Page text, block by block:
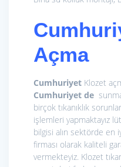
Açma
Cumhuriyet Klozet
Cumhuriyet de
birçok tıkanıklık
işlemleri yapmaktayız
bilgisi alın sektörde en
firması olarak kaliteli
vermekteyiz. Klozet